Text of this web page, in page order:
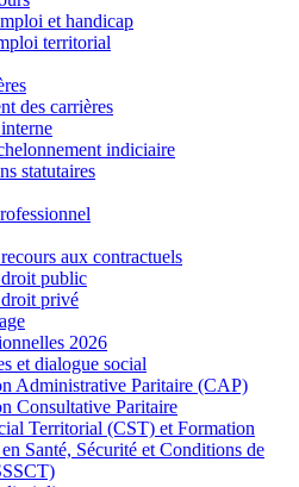
et handicap
territorial
des carrières
indiciaire
statutaires
aux contractuels
public
privé
2026
et dialogue social
Administrative Paritaire (CAP)
Consultative Paritaire
Territorial (CST) et Formation
Santé, Sécurité et Conditions de